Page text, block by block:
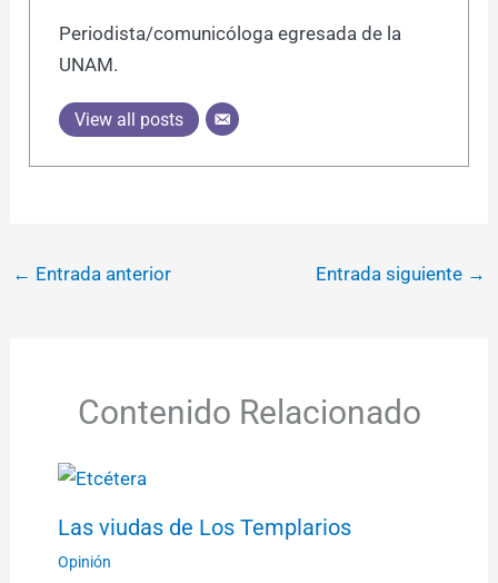
Periodista/comunicóloga egresada de la
UNAM.
View all posts
← Entrada anterior Entrada siguiente →
Contenido Relacionado
Las viudas de Los Templarios
Opinión